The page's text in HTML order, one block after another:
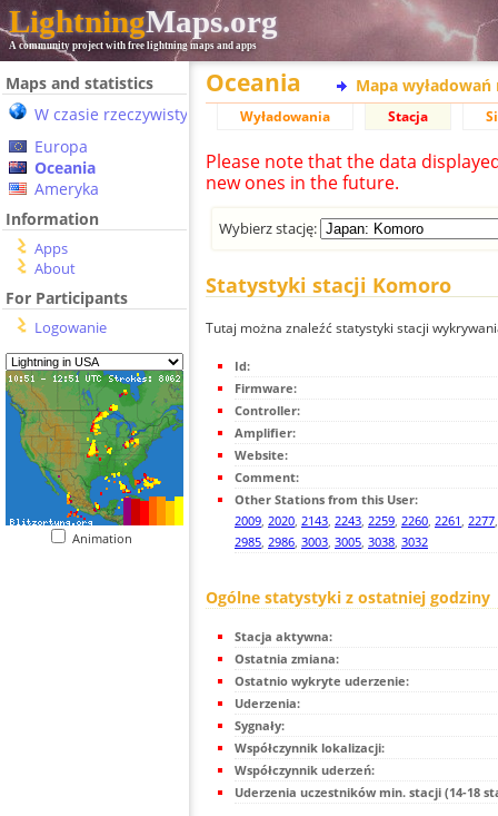
LightningMaps.org
A community project with free lightning maps and apps
Maps and statistics
W czasie rzeczywistym
Europa
Oceania
Ameryka
Information
Apps
About
For Participants
Logowanie
Animation
Oceania Mapa wyładowań
Wyładowania Stacja
Please note that the data
new ones in the future.
Wybierz stację:
Statystyki stacji Komoro
Tutaj można znaleźć statystyki stacji
Id:
Firmware:
Controller:
Amplifier:
Website:
Comment:
Other Stations from this User:
2009, 2020, 2143, 2243, 2259, 2260, 2261, 2277
2985, 2986, 3003, 3005, 3038, 3032
Ogólne statystyki z ostatniej godziny
Stacja aktywna:
Ostatnia zmiana:
Ostatnio wykryte uderzenie:
Uderzenia:
Sygnały:
Współczynnik lokalizacji:
Współczynnik uderzeń:
Uderzenia uczestników min. stacji (14-18